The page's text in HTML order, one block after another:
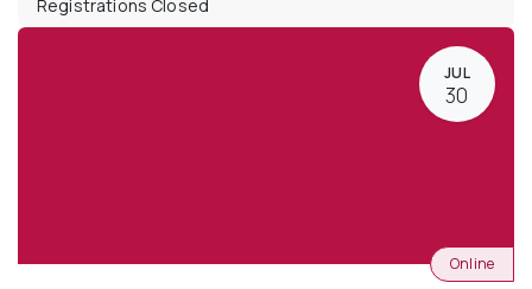
Registrations Closed
JUL
30
Online